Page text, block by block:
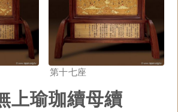
第十七座
上瑜珈續母續